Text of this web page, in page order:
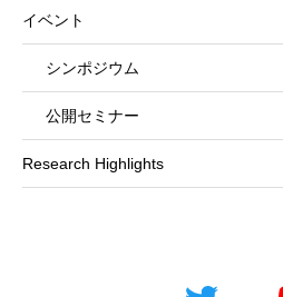
イベント
シンポジウム
公開セミナー
Research Highlights